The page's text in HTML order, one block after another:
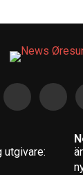
utgivare: